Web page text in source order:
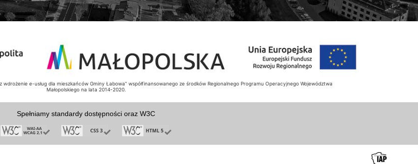
e-usług dla mieszkańców Gminy Łabowa” współfinansowanego ze środków Regionalnego Programu Operacyjnego Województwa
Małopolskiego na lata 2014-2020.
Spełniamy standardy dostępności oraz W3C